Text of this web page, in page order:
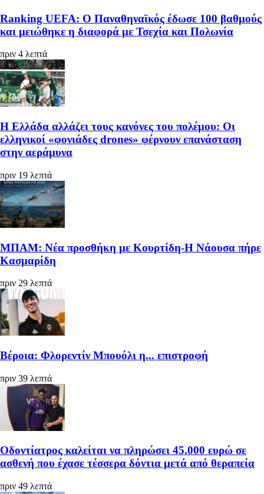
Ranking UEFA: Ο Παναθηναϊκός έδωσε 100 βαθμούς
και μειώθηκε η διαφορά με Τσεχία και Πολωνία
πριν 4 λεπτά
Η Ελλάδα αλλάζει τους κανόνες του πολέμου: Οι
ελληνικοί «φονιάδες drones» φέρνουν επανάσταση
στην αεράμυνα
πριν 19 λεπτά
ΜΠΑΜ: Νέα προσθήκη με Κουρτίδη-Η Νάουσα πήρε
Κασμαρίδη
πριν 29 λεπτά
Βέροια: Φλορεντίν Μπουόλι η... επιστροφή
πριν 39 λεπτά
Οδοντίατρος καλείται να πληρώσει 45.000 ευρώ σε
ασθενή που έχασε τέσσερα δόντια μετά από θεραπεία
πριν 49 λεπτά